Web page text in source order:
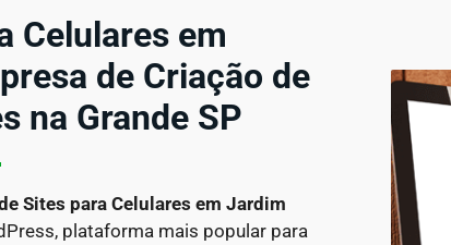
Celulares em
de Criação de
na Grande SP
Sites para Celulares em Jardim
plataforma mais popular para